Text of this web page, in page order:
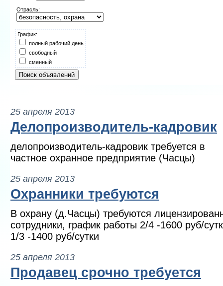
Отрасль:
График:
полный рабочий день
свободный
сменный
25 апреля 2013
Делопроизводитель-кадровик
делопроизводитель-кадровик требуется в
частное охранное предприятие (Часцы)
25 апреля 2013
Охранники требуются
В охрану (д.Часцы) требуются
сотрудники, график работы 2/4 -1600 руб/
1/3 -1400 руб/сутки
25 апреля 2013
Продавец срочно требуется